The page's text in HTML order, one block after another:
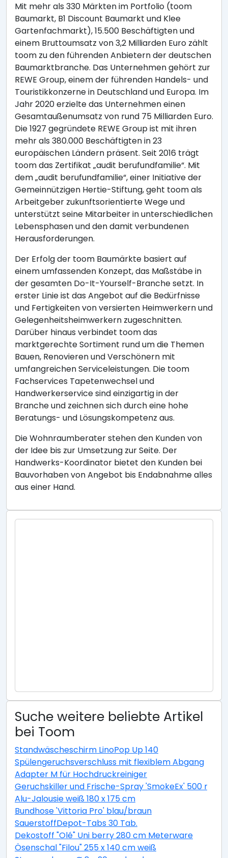
Mit mehr als 330 Märkten im Portfolio (toom
Baumarkt, B1 Discount Baumarkt und Klee
Gartenfachmarkt), 15.500 Beschäftigten und
einem Bruttoumsatz von 3,2 Milliarden Euro zählt
toom zu den führenden Anbietern der deutschen
Baumarktbranche. Das Unternehmen gehört zur
REWE Group, einem der führenden Handels- und
Touristikkonzerne in Deutschland und Europa. Im
Jahr 2020 erzielte das Unternehmen einen
Gesamtaußenumsatz von rund 75 Milliarden Euro.
Die 1927 gegründete REWE Group ist mit ihren
mehr als 380.000 Beschäftigten in 23
europäischen Ländern präsent. Seit 2016 trägt
toom das Zertifikat „audit berufundfamilie“. Mit
dem „audit berufundfamilie“, einer Initiative der
Gemeinnützigen Hertie-Stiftung, geht toom als
Arbeitgeber zukunftsorientierte Wege und
unterstützt seine Mitarbeiter in unterschiedlichen
Lebensphasen und den damit verbundenen
Herausforderungen.
Der Erfolg der toom Baumärkte basiert auf
einem umfassenden Konzept, das Maßstäbe in
der gesamten Do-It-Yourself-Branche setzt. In
erster Linie ist das Angebot auf die Bedürfnisse
und Fertigkeiten von versierten Heimwerkern und
Gelegenheitsheimwerkern zugeschnitten.
Darüber hinaus verbindet toom das
marktgerechte Sortiment rund um die Themen
Bauen, Renovieren und Verschönern mit
umfangreichen Serviceleistungen. Die toom
Fachservices Tapetenwechsel und
Handwerkerservice sind einzigartig in der
Branche und zeichnen sich durch eine hohe
Beratungs- und Lösungskompetenz aus.
Die Wohnraumberater stehen den Kunden von
der Idee bis zur Umsetzung zur Seite. Der
Handwerks-Koordinator bietet den Kunden bei
Bauvorhaben von Angebot bis Endabnahme alles
aus einer Hand.
Suche weitere beliebte Artikel
bei Toom
Standwäscheschirm LinoPop Up 140
Spülengeruchsverschluss mit flexiblem Abgang
Adapter M für Hochdruckreiniger
Geruchskiller und Frische-Spray 'SmokeEx' 500 ml
Alu-Jalousie weiß 180 x 175 cm
Bundhose 'Vittoria Pro' blau/braun
SauerstoffDepot-Tabs 30 Tab.
Dekostoff "Olé" Uni berry 280 cm Meterware
Ösenschal "Filou" 255 x 140 cm weiß